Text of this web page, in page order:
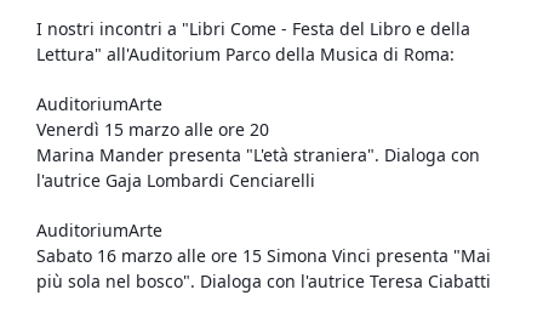
I nostri incontri a "Libri Come - Festa del Libro e della
Lettura" all'Auditorium Parco della Musica di Roma:
AuditoriumArte
Venerdì 15 marzo alle ore 20
Marina Mander presenta "L'età straniera". Dialoga con
l'autrice Gaja Lombardi Cenciarelli
AuditoriumArte
Sabato 16 marzo alle ore 15 Simona Vinci presenta "Mai
più sola nel bosco". Dialoga con l'autrice Teresa Ciabatti